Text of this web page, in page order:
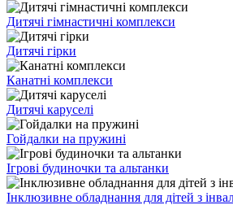
Дитячі гімнастичні комплекси
Дитячі гірки
Канатні комплекси
Дитячі каруселі
Гойдалки на пружині
Ігрові будиночки та альтанки
Інклюзивне обладнання для дітей з